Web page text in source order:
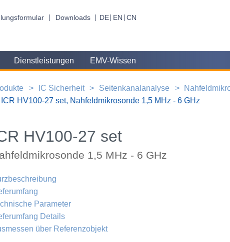
Downloads DE EN CN
Dienstleistungen EMV-Wissen
IC Sicherheit Seitenkanalanalyse
ICR HV100-27 set, Nahfeldmikrosonde 1,5 MHz - 6 GHz
HV100-27 set
1,5 MHz - 6 GHz
Parameter
Details
über Referenzobjekt